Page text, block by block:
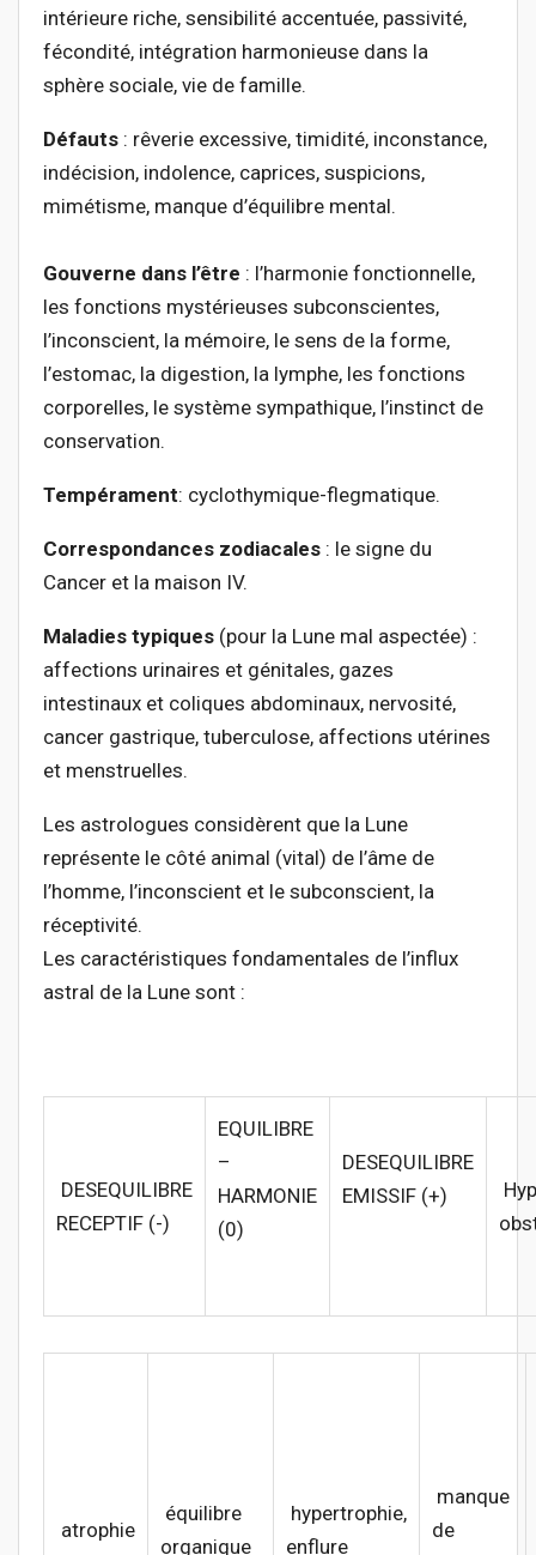
intérieure riche, sensibilité accentuée, passivité,
fécondité, intégration harmonieuse dans la
sphère sociale, vie de famille.
Défauts : rêverie excessive, timidité, inconstance,
indécision, indolence, caprices, suspicions,
mimétisme, manque d’équilibre mental.
Gouverne dans l’être : l’harmonie fonctionnelle,
les fonctions mystérieuses subconscientes,
l’inconscient, la mémoire, le sens de la forme,
l’estomac, la digestion, la lymphe, les fonctions
corporelles, le système sympathique, l’instinct de
conservation.
Tempérament: cyclothymique-flegmatique.
Correspondances zodiacales : le signe du
Cancer et la maison IV.
Maladies typiques (pour la Lune mal aspectée) :
affections urinaires et génitales, gazes
intestinaux et coliques abdominaux, nervosité,
cancer gastrique, tuberculose, affections utérines
et menstruelles.
Les astrologues considèrent que la Lune
représente le côté animal (vital) de l’âme de
l’homme, l’inconscient et le subconscient, la
réceptivité.
Les caractéristiques fondamentales de l’influx
astral de la Lune sont :
DESEQUILIBRE
RECEPTIF (-)
EQUILIBRE
–
HARMONIE
(0)
DESEQUILIBRE
EMISSIF (+)
atrophie
équilibre
organique
hypertrophie,
enflure
manque
de